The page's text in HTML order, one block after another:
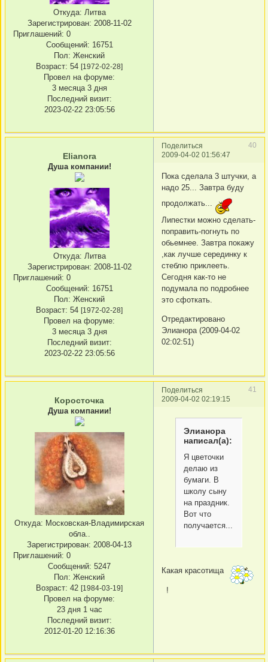
Откуда: Литва
Зарегистрирован: 2008-11-02
Приглашений: 0
Сообщений: 16751
Пол: Женский
Возраст: 54 [1972-02-28]
Провел на форуме:
3 месяца 3 дня
Последний визит:
2023-02-22 23:05:56
Поделиться
40
2009-04-02 01:56:47
Elianora
Душа компании!
Откуда: Литва
Зарегистрирован: 2008-11-02
Приглашений: 0
Сообщений: 16751
Пол: Женский
Возраст: 54 [1972-02-28]
Провел на форуме:
3 месяца 3 дня
Последний визит:
2023-02-22 23:05:56
Пока сделала 3 штучки, а
надо 25... Завтра буду
продолжать...
Липестки можно сделать-
поправить-погнуть по
обьемнее. Завтра покажу
,как лучше серединку к
стеблю приклееть.
Сегодня как-то не
подумала по подробнее
это сфоткать.
Отредактировано
Элианора (2009-04-02
02:02:51)
Поделиться
41
2009-04-02 02:19:15
Коросточка
Душа компании!
Откуда: Московская-Владимирская
обла..
Зарегистрирован: 2008-04-13
Приглашений: 0
Сообщений: 5247
Пол: Женский
Возраст: 42 [1984-03-19]
Провел на форуме:
23 дня 1 час
Последний визит:
2012-01-20 12:16:36
Элианора
написал(а):
Я цветочки
делаю из
бумаги. В
школу сыну
на праздник.
Вот что
получается...
Какая красотища
!